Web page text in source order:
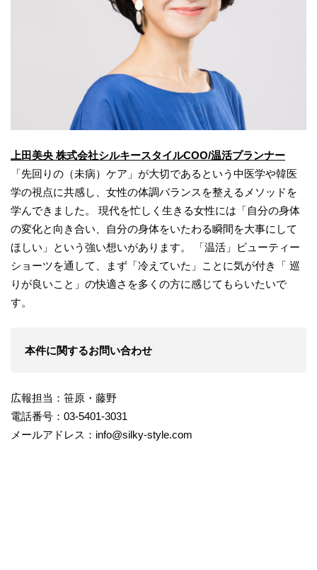
上田美央 株式会社シルキースタイルCOO/温活プランナー
「先回りの（未病）ケア」が大切であるという中医学や韓医
学の視点に共感し、女性の体調バランスを整えるメソッドを
学んできました。 現代を忙しく生きる女性には「自分の身体
の変化と向き合い、自分の身体をいたわる瞬間を大事にして
ほしい」という強い想いがあります。 「温活」ビューティー
ショーツを通して、まず「冷えていた」ことに気が付き「 巡
りが良いこと」の快適さを多くの方に感じてもらいたいで
す。
本件に関するお問い合わせ
広報担当：笹原・藤野
電話番号：03-5401-3031
メールアドレス：info@silky-style.com